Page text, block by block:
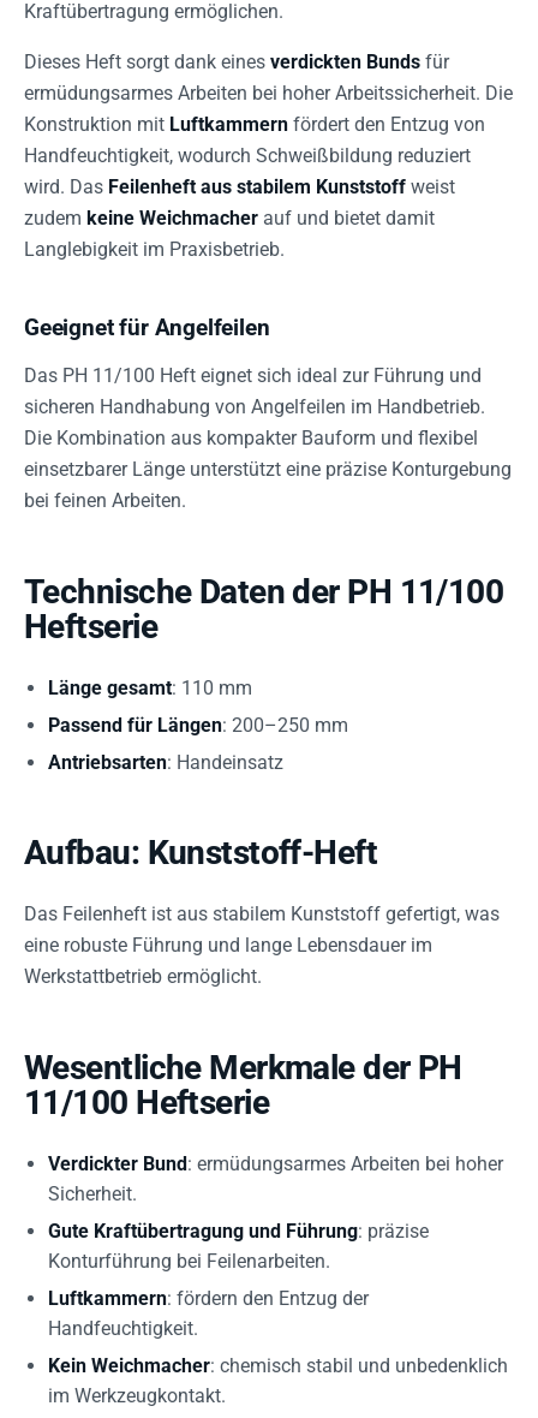
Kraftübertragung ermöglichen.
Dieses Heft sorgt dank eines verdickten Bunds für
ermüdungsarmes Arbeiten bei hoher Arbeitssicherheit. Die
Konstruktion mit Luftkammern fördert den Entzug von
Handfeuchtigkeit, wodurch Schweißbildung reduziert
wird. Das Feilenheft aus stabilem Kunststoff weist
zudem keine Weichmacher auf und bietet damit
Langlebigkeit im Praxisbetrieb.
Geeignet für Angelfeilen
Das PH 11/100 Heft eignet sich ideal zur Führung und
sicheren Handhabung von Angelfeilen im Handbetrieb.
Die Kombination aus kompakter Bauform und flexibel
einsetzbarer Länge unterstützt eine präzise Konturgebung
bei feinen Arbeiten.
Technische Daten der PH 11/100
Heftserie
Länge gesamt: 110 mm
Passend für Längen: 200–250 mm
Antriebsarten: Handeinsatz
Aufbau: Kunststoff-Heft
Das Feilenheft ist aus stabilem Kunststoff gefertigt, was
eine robuste Führung und lange Lebensdauer im
Werkstattbetrieb ermöglicht.
Wesentliche Merkmale der PH
11/100 Heftserie
Verdickter Bund: ermüdungsarmes Arbeiten bei hoher
Sicherheit.
Gute Kraftübertragung und Führung: präzise
Konturführung bei Feilenarbeiten.
Luftkammern: fördern den Entzug der
Handfeuchtigkeit.
Kein Weichmacher: chemisch stabil und unbedenklich
im Werkzeugkontakt.